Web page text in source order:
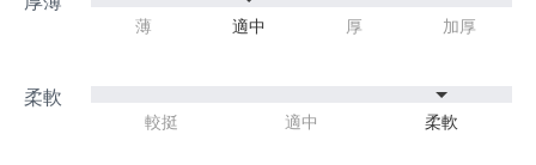
薄 適中 厚 加厚
較挺 適中 柔軟